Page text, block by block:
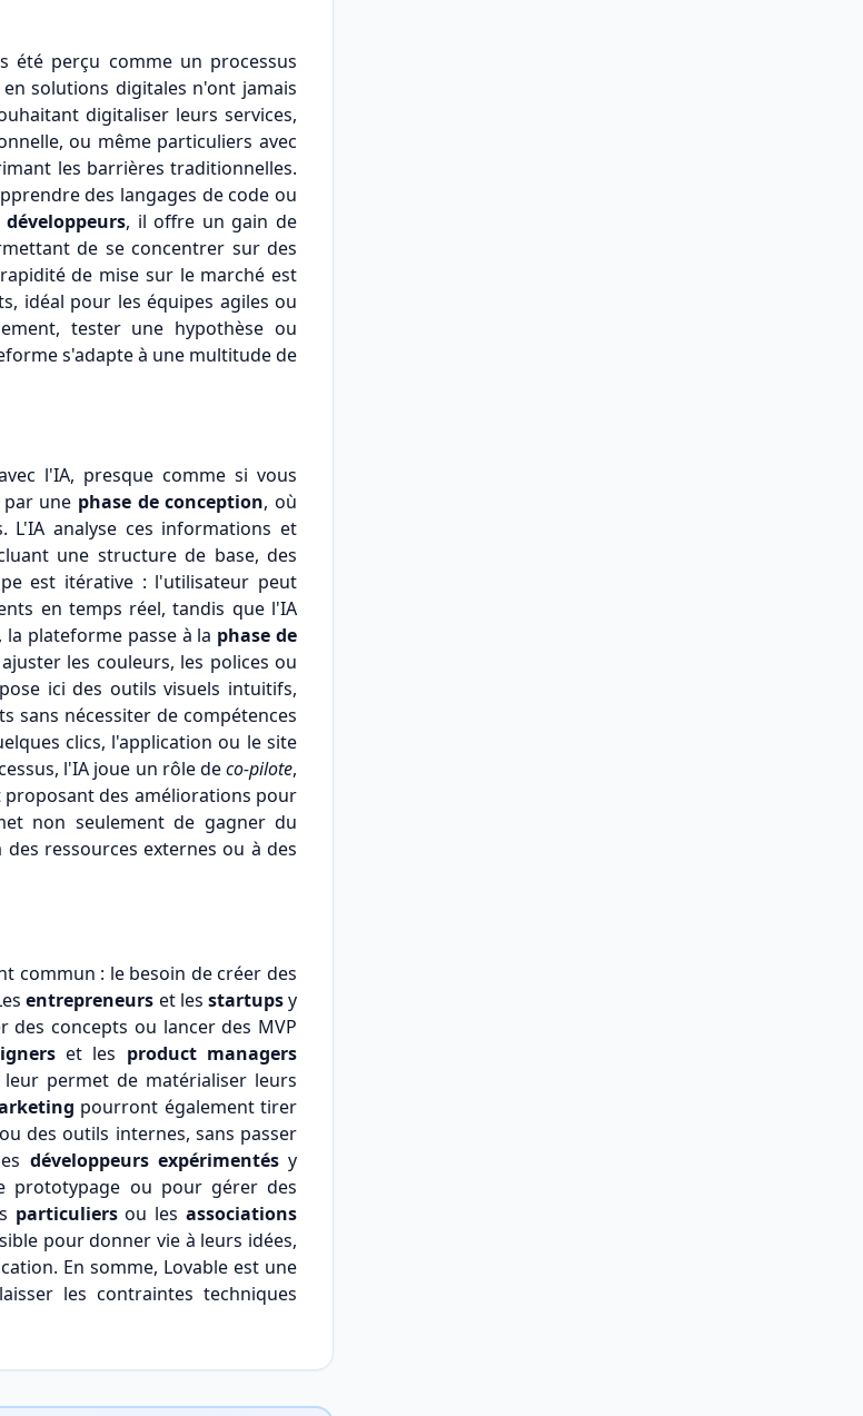
été perçu comme un processus
solutions digitales n'ont jamais
digitaliser leurs services,
ou même particuliers avec
les barrières traditionnelles.
des langages de code ou
développeurs, il offre un gain de
de se concentrer sur des
de mise sur le marché est
idéal pour les équipes agiles ou
tester une hypothèse ou
s'adapte à une multitude de
l'IA, presque comme si vous
une phase de conception, où
analyse ces informations et
une structure de base, des
est itérative : l'utilisateur peut
en temps réel, tandis que l'IA
plateforme passe à la phase de
les couleurs, les polices ou
ici des outils visuels intuitifs,
sans nécessiter de compétences
clics, l'application ou le site
l'IA joue un rôle deco-pilote,
des améliorations pour
non seulement de gagner du
ressources externes ou à des
commun : le besoin de créer des
entrepreneurs et les startupsy
concepts ou lancer des MVP
et les product managers
permet de matérialiser leurs
pourront également tirer
des outils internes, sans passer
développeurs expérimentésy
prototypage ou pour gérer des
particuliersou lesassociations
pour donner vie à leurs idées,
En somme, Lovable est une
les contraintes techniques